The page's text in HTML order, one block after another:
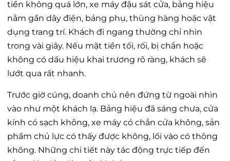
tiền không quá lớn, xe máy đậu sát cửa, bảng hiệu
nằm gần dây điện, bảng phụ, thùng hàng hoặc vật
dụng trang trí. Khách đi ngang thường chỉ nhìn
trong vài giây. Nếu mặt tiền tối, rối, bị chắn hoặc
không có dấu hiệu khai trương rõ ràng, khách sẽ
lướt qua rất nhanh.
Trước giờ cúng, doanh chủ nên đứng từ ngoài nhìn
vào như một khách lạ. Bảng hiệu đã sáng chưa, cửa
kính có sạch không, xe máy có chắn cửa không, sản
phẩm chủ lực có thấy được không, lối vào có thông
không. Những chi tiết này tác động trực tiếp đến